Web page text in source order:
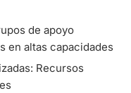
de apoyo
en altas capacidades
Recursos